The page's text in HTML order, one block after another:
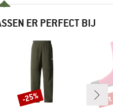
ER PERFECT BIJ
Korting
-25%